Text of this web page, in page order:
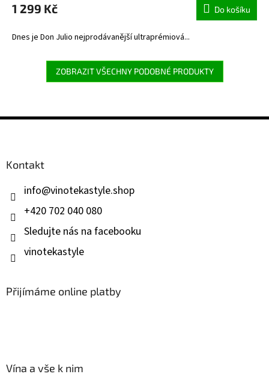
1 299 Kč Do košíku
Dnes je Don Julio nejprodávanější ultraprémiová...
ZOBRAZIT VŠECHNY PODOBNÉ PRODUKTY
Z
Kontakt
info@vinotekastyle.shop
+420 702 040 080
Sledujte nás na facebooku
vinotekastyle
Přijímáme online platby
Vína a vše k nim